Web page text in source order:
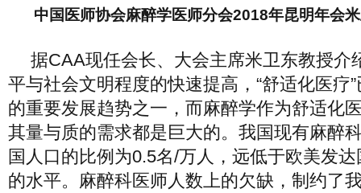
中国医师协会麻醉学医师分会2018年昆明年会
据CAA现任会长、大会主席米卫东教授介
平与社会文明程度的快速提高，“舒适化医疗
的重要发展趋势之一，而麻醉学作为舒适化
其量与质的需求都是巨大的。我国现有麻醉
国人口的比例为0.5名/万人，远低于欧美发
的水平。麻醉科医师人数上的欠缺，制约了